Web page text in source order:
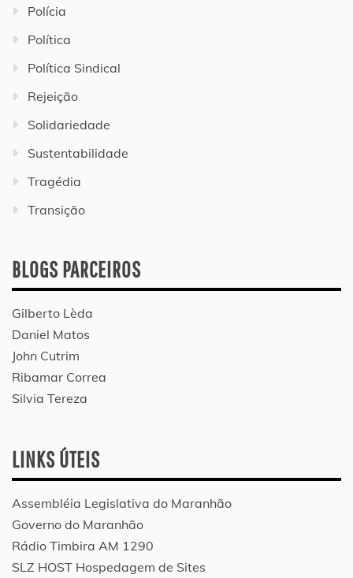
Polícia
Política
Política Sindical
Rejeição
Solidariedade
Sustentabilidade
Tragédia
Transição
BLOGS PARCEIROS
Gilberto Lèda
Daniel Matos
John Cutrim
Ribamar Correa
Silvia Tereza
LINKS ÚTEIS
Assembléia Legislativa do Maranhão
Governo do Maranhão
Rádio Timbira AM 1290
SLZ HOST Hospedagem de Sites